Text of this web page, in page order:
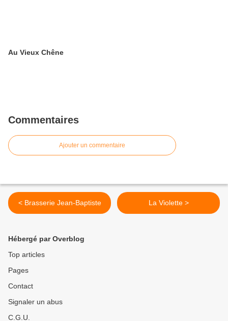
Au Vieux Chêne
Commentaires
Ajouter un commentaire
< Brasserie Jean-Baptiste La Violette >
Hébergé par Overblog
Top articles
Pages
Contact
Signaler un abus
C.G.U.